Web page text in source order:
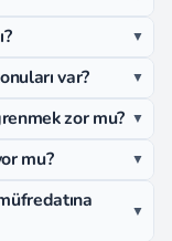
▼
var? ▼
zor mu? ▼
mu? ▼
▼